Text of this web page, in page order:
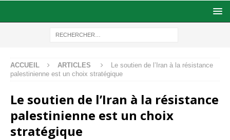
ACCUEIL ARTICLES
Le soutien de l’Iran à la résistance
palestinienne est un choix stratégique
Le soutien de l’Iran à la résistance
palestinienne est un choix
stratégique